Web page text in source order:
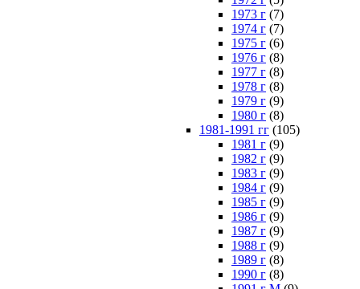
1973 г (7)
1974 г (7)
1975 г (6)
1976 г (8)
1977 г (8)
1978 г (8)
1979 г (9)
1980 г (8)
1981-1991 гг (105)
1981 г (9)
1982 г (9)
1983 г (9)
1984 г (9)
1985 г (9)
1986 г (9)
1987 г (9)
1988 г (9)
1989 г (8)
1990 г (8)